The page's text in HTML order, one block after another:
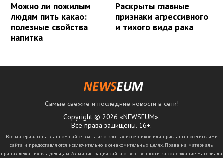
Можно ли пожилым
людям пить какао:
полезные свойства
напитка
Раскрыты главные
признаки агрессивного
и тихого вида рака
Самые свежие и последние новости в сети!
Copyright © 2026 «NEWSEUM».
Все права защищены. 16+.
Все материалы на данном сайте взяты из открытых источников или присланы посетителями
сайта и предоставляются исключительно в ознакомительных целях. Права на материалы
принадлежат их владельцам. Администрация сайта ответственности за содержание материала